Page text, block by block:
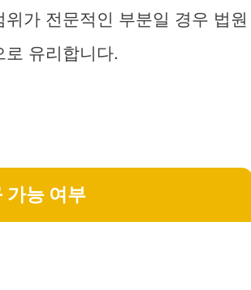
가 전문적인 부분일 경우 법원
유리합니다.
가능 여부